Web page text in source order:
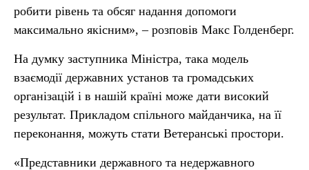
робити рівень та обсяг надання допомоги
максимально якісним», – розповів Макс Голденберг.
На думку заступника Міністра, така модель
взаємодії державних установ та громадських
організацій і в нашій країні може дати високий
результат. Прикладом спільного майданчика, на її
переконання, можуть стати Ветеранські простори.
«Представники державного та недержавного